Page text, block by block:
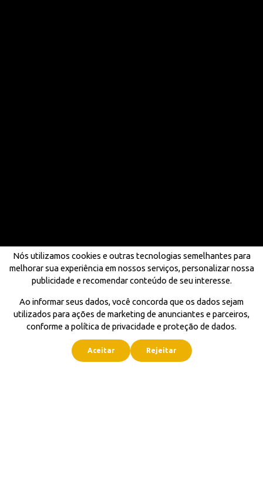
Nós utilizamos cookies e outras tecnologias semelhantes para
melhorar sua experiência em nossos serviços, personalizar nossa
publicidade e recomendar conteúdo de seu interesse.
Ao informar seus dados, você concorda que os dados sejam
utilizados para ações de marketing de anunciantes e parceiros,
conforme a política de privacidade e proteção de dados.
Aceitar Rejeitar